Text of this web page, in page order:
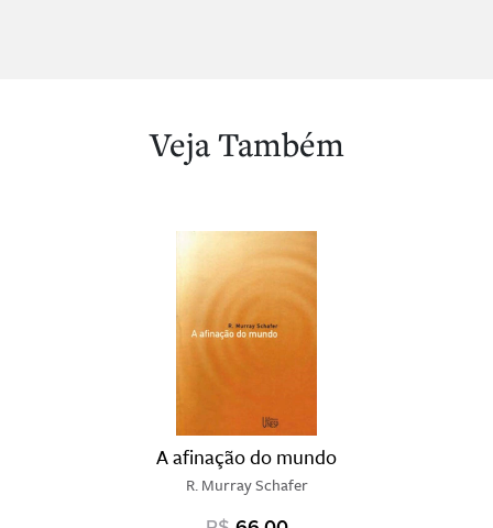
Veja Também
A afinação do mundo
R. Murray Schafer